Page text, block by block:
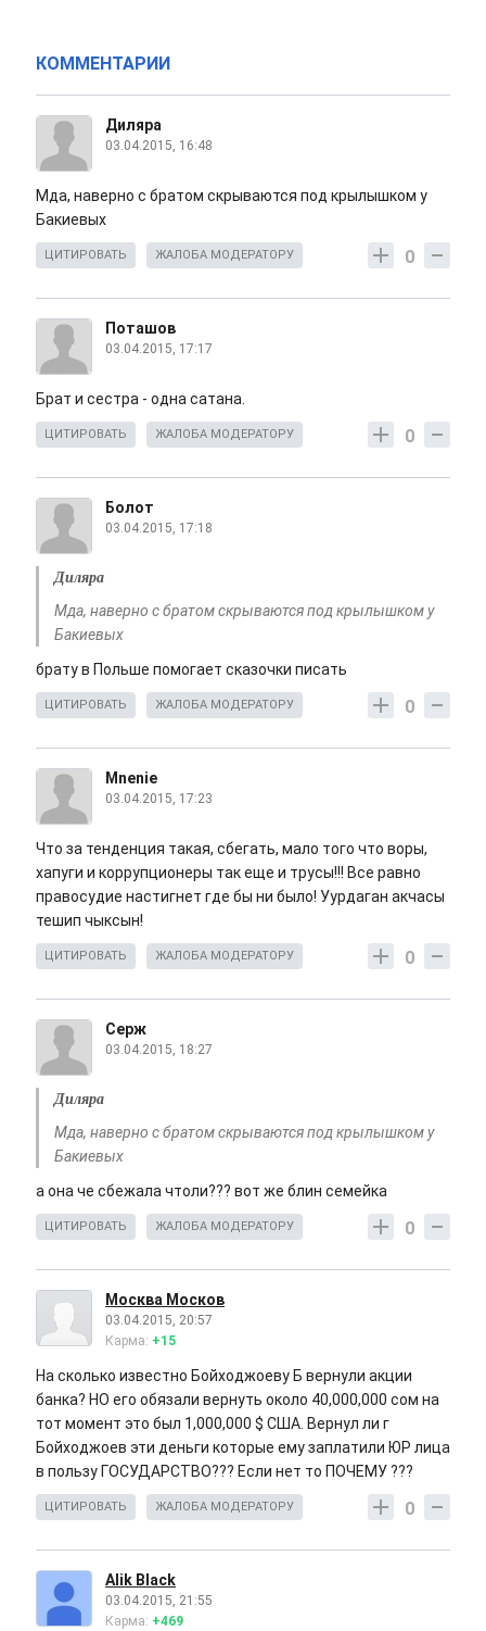
КОММЕНТАРИИ
Диляра
03.04.2015, 16:48
Мда, наверно с братом скрываются под крылышком у
Бакиевых
0
ЦИТИРОВАТЬ ЖАЛОБА МОДЕРАТОРУ
Поташов
03.04.2015, 17:17
Брат и сестра - одна сатана.
0
ЦИТИРОВАТЬ ЖАЛОБА МОДЕРАТОРУ
Болот
03.04.2015, 17:18
Диляра
Мда, наверно с братом скрываются под крылышком у
Бакиевых
брату в Польше помогает сказочки писать
0
ЦИТИРОВАТЬ ЖАЛОБА МОДЕРАТОРУ
Mnenie
03.04.2015, 17:23
Что за тенденция такая, сбегать, мало того что воры,
хапуги и коррупционеры так еще и трусы!!! Все равно
правосудие настигнет где бы ни было! Уурдаган акчасы
тешип чыксын!
0
ЦИТИРОВАТЬ ЖАЛОБА МОДЕРАТОРУ
Серж
03.04.2015, 18:27
Диляра
Мда, наверно с братом скрываются под крылышком у
Бакиевых
а она че сбежала чтоли??? вот же блин семейка
0
ЦИТИРОВАТЬ ЖАЛОБА МОДЕРАТОРУ
Москва Москов
03.04.2015, 20:57
Карма: +15
На сколько известно Бойходжоеву Б вернули акции
банка? НО его обязали вернуть около 40,000,000 сом на
тот момент это был 1,000,000 $ США. Вернул ли г
Бойходжоев эти деньги которые ему заплатили ЮР лица
в пользу ГОСУДАРСТВО??? Если нет то ПОЧЕМУ ???
0
ЦИТИРОВАТЬ ЖАЛОБА МОДЕРАТОРУ
Alik Black
03.04.2015, 21:55
Карма: +469